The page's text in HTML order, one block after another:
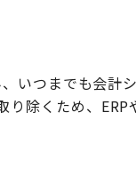
いつまでも会計
除くため、